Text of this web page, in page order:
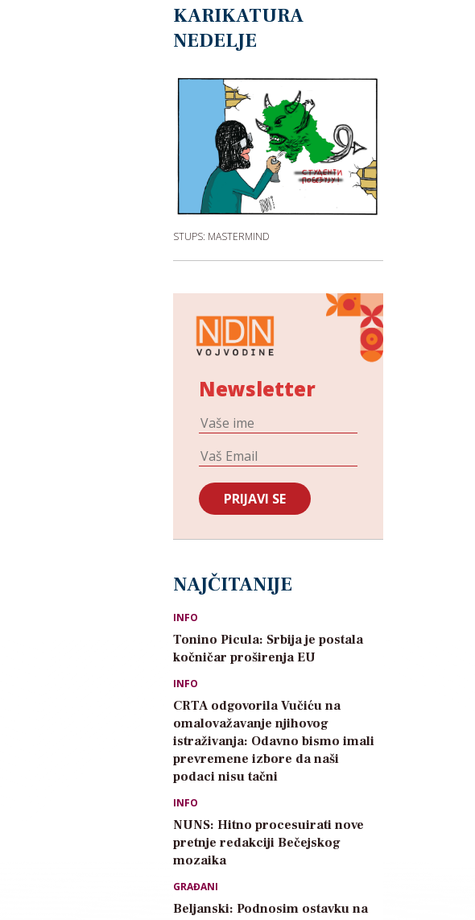
KARIKATURA
NEDELJE
STUPS: MASTERMIND
Newsletter
NAJČITANIJE
INFO
Tonino Picula: Srbija je postala
kočničar proširenja EU
INFO
CRTA odgovorila Vučiću na
omalovažavanje njihovog
istraživanja: Odavno bismo imali
prevremene izbore da naši
podaci nisu tačni
INFO
NUNS: Hitno procesuirati nove
pretnje redakciji Bečejskog
mozaika
GRAĐANI
Beljanski: Podnosim ostavku na